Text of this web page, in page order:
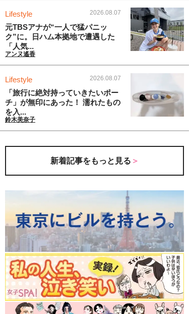
Lifestyle 2026.08.07
元TBSアナが“一人で猛パニッ
ク”に。日ハム本拠地で遭遇した
「人気...
アンヌ遙香
Lifestyle 2026.08.07
「旅行に絶対持っていきたいポー
チ」が無印にあった！ 濡れたもの
を入...
鈴木美奈子
新着記事をもっと見る